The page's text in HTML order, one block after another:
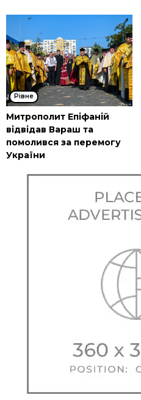
Рівне
Митрополит Епіфаній
відвідав Вараш та
помолився за перемогу
України